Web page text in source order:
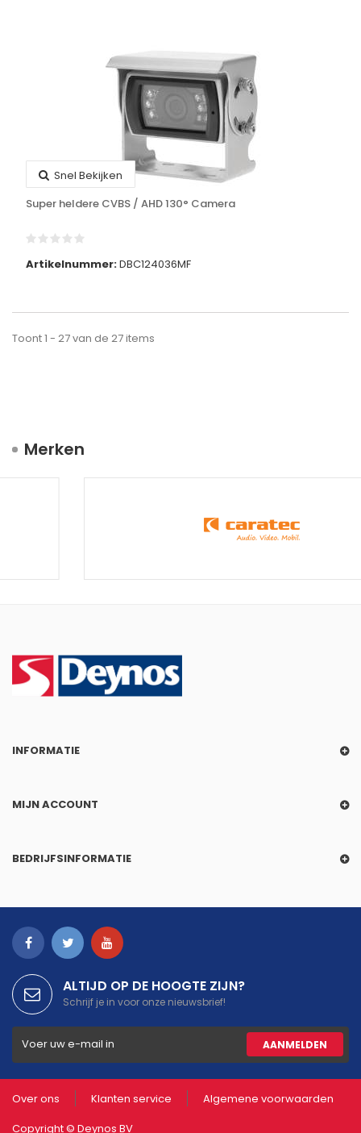
Snel Bekijken
Super heldere CVBS / AHD 130° Camera
Artikelnummer:DBC124036MF
Toont 1 - 27 van de 27 items
Merken
INFORMATIE
MIJN ACCOUNT
BEDRIJFSINFORMATIE
ALTIJD OP DE HOOGTE ZIJN?
Schrijf je in voor onze nieuwsbrief!
AANMELDEN
Over ons Klanten service
Algemene voorwaarden
Copyright © Deynos BV